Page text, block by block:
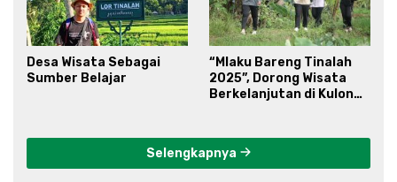
Desa Wisata Sebagai
Sumber Belajar
“Mlaku Bareng Tinalah
2025”, Dorong Wisata
Berkelanjutan di Kulon
Selengkapnya